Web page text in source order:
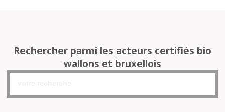
Rechercher parmi les acteurs certifiés bio
wallons et bruxellois